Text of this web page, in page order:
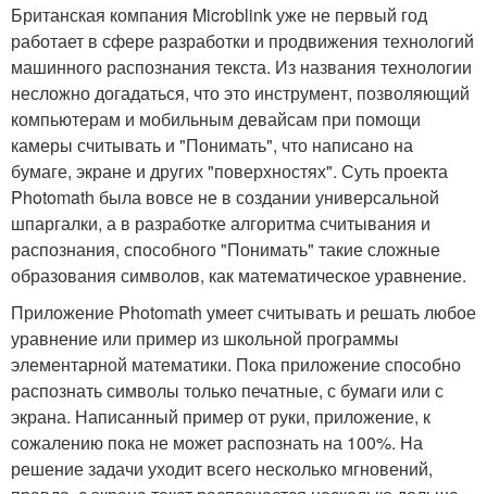
Британская компания Microblink уже не первый год
работает в сфере разработки и продвижения технологий
машинного распознания текста. Из названия технологии
несложно догадаться, что это инструмент, позволяющий
компьютерам и мобильным девайсам при помощи
камеры считывать и "Понимать", что написано на
бумаге, экране и других "поверхностях". Суть проекта
Photomath была вовсе не в создании универсальной
шпаргалки, а в разработке алгоритма считывания и
распознания, способного "Понимать" такие сложные
образования символов, как математическое уравнение.
Приложение Photomath умеет считывать и решать любое
уравнение или пример из школьной программы
элементарной математики. Пока приложение способно
распознать символы только печатные, с бумаги или с
экрана. Написанный пример от руки, приложение, к
сожалению пока не может распознать на 100%. На
решение задачи уходит всего несколько мгновений,